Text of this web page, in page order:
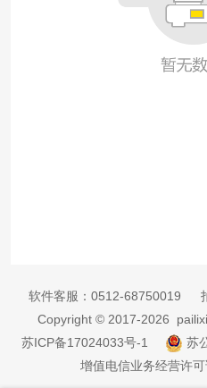
软件客服： 0512-68750019
Copyright © 2017-2026
苏ICP备17024033号-1
苏
增值电信业务经营许